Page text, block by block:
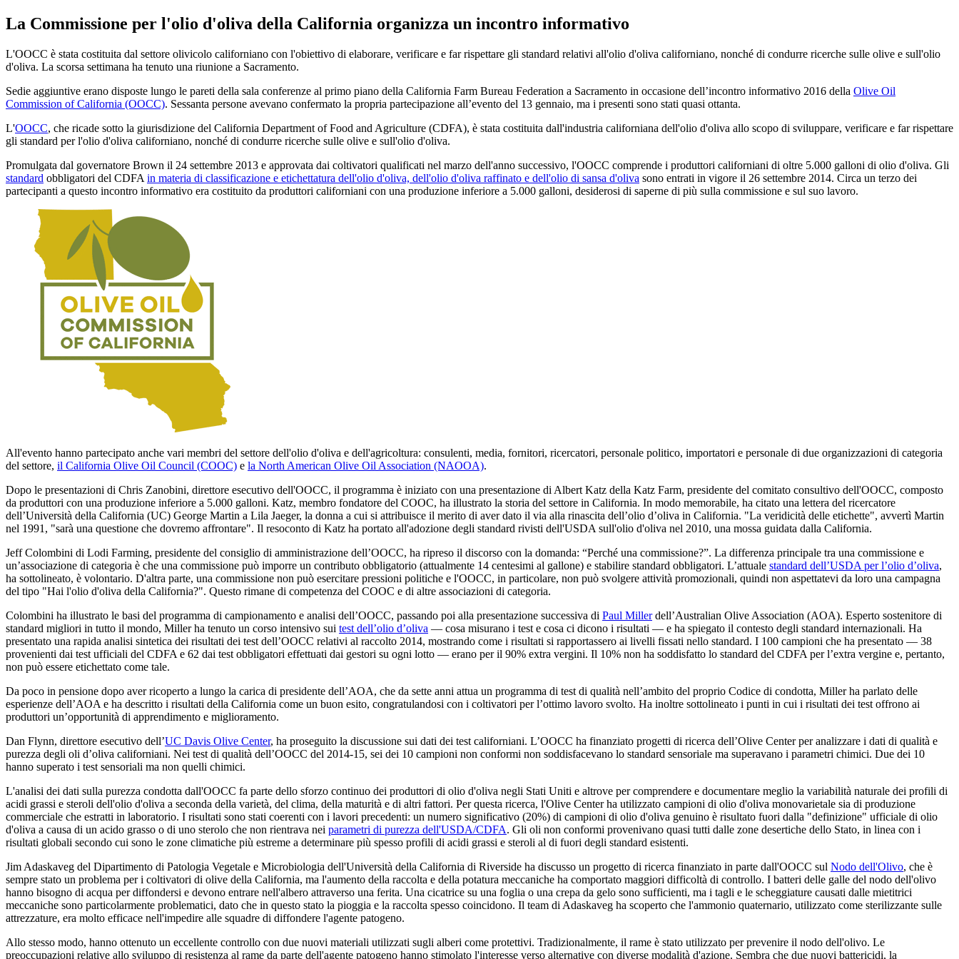
La Commissione per l'olio d'oliva della California organizza un incontro informativo
L'OOCC è stata costituita dal settore olivicolo californiano con l'obiettivo di elaborare, verificare e far rispettare gli standard relativi all'olio d'oliva californiano, nonché di condurre ricerche sulle olive e sull'olio
d'oliva. La scorsa settimana ha tenuto una riunione a Sacramento.
Sedie aggiuntive erano disposte lungo le pareti della sala conferenze al primo piano della California Farm Bureau Federation a Sacramento in occasione dell’incontro informativo 2016 della Olive Oil
Commission of California (OOCC). Sessanta persone avevano confermato la propria partecipazione all’evento del 13 gennaio, ma i presenti sono stati quasi ottanta.
L'OOCC, che ricade sotto la giurisdizione del California Department of Food and Agriculture (CDFA), è stata costituita dall'industria californiana dell'olio d'oliva allo scopo di sviluppare, verificare e far rispettare
gli standard per l'olio d'oliva californiano, nonché di condurre ricerche sulle olive e sull'olio d'oliva.
Promulgata dal governatore Brown il 24 settembre 2013 e approvata dai coltivatori qualificati nel marzo dell'anno successivo, l'OOCC comprende i produttori californiani di oltre 5.000 galloni di olio d'oliva. Gli
standard obbligatori del CDFA in materia di classificazione e etichettatura dell'olio d'oliva, dell'olio d'oliva raffinato e dell'olio di sansa d'oliva sono entrati in vigore il 26 settembre 2014. Circa un terzo dei
partecipanti a questo incontro informativo era costituito da produttori californiani con una produzione inferiore a 5.000 galloni, desiderosi di saperne di più sulla commissione e sul suo lavoro.
All'evento hanno partecipato anche vari membri del settore dell'olio d'oliva e dell'agricoltura: consulenti, media, fornitori, ricercatori, personale politico, importatori e personale di due organizzazioni di categoria
del settore, il California Olive Oil Council (COOC) e la North American Olive Oil Association (NAOOA).
Dopo le presentazioni di Chris Zanobini, direttore esecutivo dell'OOCC, il programma è iniziato con una presentazione di Albert Katz della Katz Farm, presidente del comitato consultivo dell'OOCC, composto
da produttori con una produzione inferiore a 5.000 galloni. Katz, membro fondatore del COOC, ha illustrato la storia del settore in California. In modo memorabile, ha citato una lettera del ricercatore
dell’Università della California (UC) George Martin a Lila Jaeger, la donna a cui si attribuisce il merito di aver dato il via alla rinascita dell’olio d’oliva in California. "La veridicità delle etichette", avvertì Martin
nel 1991, "sarà una questione che dovremo affrontare". Il resoconto di Katz ha portato all'adozione degli standard rivisti dell'USDA sull'olio d'oliva nel 2010, una mossa guidata dalla California.
Jeff Colombini di Lodi Farming, presidente del consiglio di amministrazione dell’OOCC, ha ripreso il discorso con la domanda: “Perché una commissione?”. La differenza principale tra una commissione e
un’associazione di categoria è che una commissione può imporre un contributo obbligatorio (attualmente 14 centesimi al gallone) e stabilire standard obbligatori. L’attuale standard dell’USDA per l’olio d’oliva,
ha sottolineato, è volontario. D'altra parte, una commissione non può esercitare pressioni politiche e l'OOCC, in particolare, non può svolgere attività promozionali, quindi non aspettatevi da loro una campagna
del tipo "Hai l'olio d'oliva della California?". Questo rimane di competenza del COOC e di altre associazioni di categoria.
Colombini ha illustrato le basi del programma di campionamento e analisi dell’OOCC, passando poi alla presentazione successiva di Paul Millerdell’Australian Olive Association (AOA). Esperto sostenitore di
standard migliori in tutto il mondo, Miller ha tenuto un corso intensivo sui test dell’olio d’oliva — cosa misurano i test e cosa ci dicono i risultati — e ha spiegato il contesto degli standard internazionali. Ha
presentato una rapida analisi sintetica dei risultati dei test dell’OOCC relativi al raccolto 2014, mostrando come i risultati si rapportassero ai livelli fissati nello standard. I 100 campioni che ha presentato — 38
provenienti dai test ufficiali del CDFA e 62 dai test obbligatori effettuati dai gestori su ogni lotto — erano per il 90% extra vergini. Il 10% non ha soddisfatto lo standard del CDFA per l’extra vergine e, pertanto,
non può essere etichettato come tale.
Da poco in pensione dopo aver ricoperto a lungo la carica di presidente dell’AOA, che da sette anni attua un programma di test di qualità nell’ambito del proprio Codice di condotta, Miller ha parlato delle
esperienze dell’AOA e ha descritto i risultati della California come un buon esito, congratulandosi con i coltivatori per l’ottimo lavoro svolto. Ha inoltre sottolineato i punti in cui i risultati dei test offrono ai
produttori un’opportunità di apprendimento e miglioramento.
Dan Flynn, direttore esecutivo dell’UC Davis Olive Center, ha proseguito la discussione sui dati dei test californiani. L’OOCC ha finanziato progetti di ricerca dell’Olive Center per analizzare i dati di qualità e
purezza degli oli d’oliva californiani. Nei test di qualità dell’OOCC del 2014-15, sei dei 10 campioni non conformi non soddisfacevano lo standard sensoriale ma superavano i parametri chimici. Due dei 10
hanno superato i test sensoriali ma non quelli chimici.
L'analisi dei dati sulla purezza condotta dall'OOCC fa parte dello sforzo continuo dei produttori di olio d'oliva negli Stati Uniti e altrove per comprendere e documentare meglio la variabilità naturale dei profili di
acidi grassi e steroli dell'olio d'oliva a seconda della varietà, del clima, della maturità e di altri fattori. Per questa ricerca, l'Olive Center ha utilizzato campioni di olio d'oliva monovarietale sia di produzione
commerciale che estratti in laboratorio. I risultati sono stati coerenti con i lavori precedenti: un numero significativo (20%) di campioni di olio d'oliva genuino è risultato fuori dalla "definizione" ufficiale di olio
d'oliva a causa di un acido grasso o di uno sterolo che non rientrava nei parametri di purezza dell'USDA/CDFA. Gli oli non conformi provenivano quasi tutti dalle zone desertiche dello Stato, in linea con i
risultati globali secondo cui sono le zone climatiche più estreme a determinare più spesso profili di acidi grassi e steroli al di fuori degli standard esistenti.
Jim Adaskaveg del Dipartimento di Patologia Vegetale e Microbiologia dell'Università della California di Riverside ha discusso un progetto di ricerca finanziato in parte dall'OOCC sul Nodo dell'Olivo, che è
sempre stato un problema per i coltivatori di olive della California, ma l'aumento della raccolta e della potatura meccaniche ha comportato maggiori difficoltà di controllo. I batteri delle galle del nodo dell'olivo
hanno bisogno di acqua per diffondersi e devono entrare nell'albero attraverso una ferita. Una cicatrice su una foglia o una crepa da gelo sono sufficienti, ma i tagli e le scheggiature causati dalle mietitrici
meccaniche sono particolarmente problematici, dato che in questo stato la pioggia e la raccolta spesso coincidono. Il team di Adaskaveg ha scoperto che l'ammonio quaternario, utilizzato come sterilizzante sulle
attrezzature, era molto efficace nell'impedire alle squadre di diffondere l'agente patogeno.
Allo stesso modo, hanno ottenuto un eccellente controllo con due nuovi materiali utilizzati sugli alberi come protettivi. Tradizionalmente, il rame è stato utilizzato per prevenire il nodo dell'olivo. Le
preoccupazioni relative allo sviluppo di resistenza al rame da parte dell'agente patogeno hanno stimolato l'interesse verso alternative con diverse modalità d'azione. Sembra che due nuovi battericidi, la